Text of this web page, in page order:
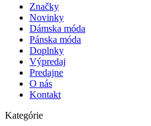
Značky
Novinky
Dámska móda
Pánska móda
Doplnky
Výpredaj
Predajne
O nás
Kontakt
Kategórie